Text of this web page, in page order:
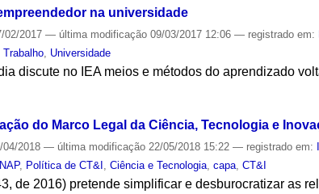
na universidade
02/2017— última modificação 09/03/2017 12:06— registrado em:
Trabalho, Universidade
discute no IEA meios e métodos do aprendizado
do Marco Legal da Ciência, Tecnologia e
04/2018— última modificação 22/05/2018 15:22— registrado em:
, Política de CT&I ,Ciência e Tecnologia ,capa ,CT&I
de 2016) pretende simplificar e desburocratizar as